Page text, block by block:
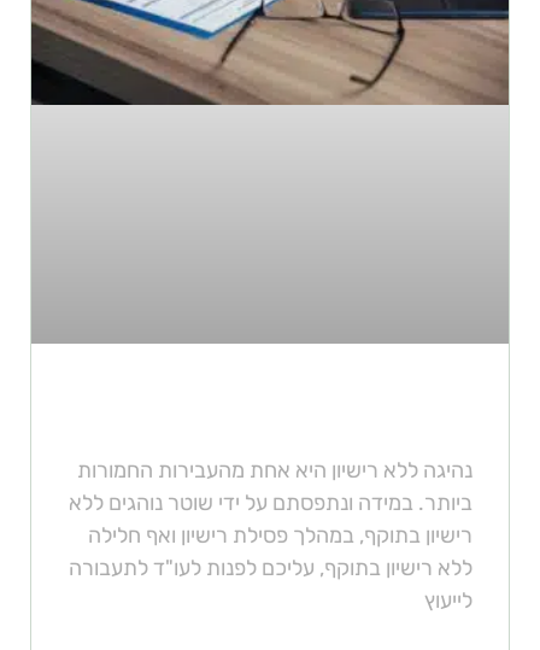
נהיגה ללא רישיון היא אחת מהעבירות החמורות
ביותר. במידה ונתפסתם על ידי שוטר נוהגים ללא
רישיון בתוקף, במהלך פסילת רישיון ואף חלילה
ללא רישיון בתוקף, עליכם לפנות לעו"ד לתעבורה
לייעוץ